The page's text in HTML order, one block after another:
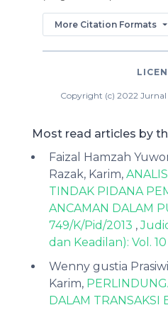
More Citation Formats
Copyright (c) 2022
Most read articles by
Faizal Hamzah
Razak, Karim,
TINDAK PIDANA
ANCAMAN DALAM
749/K/Pid/2013 ,
dan Keadilan): Vol. 10
Wenny gustia
Karim,
DALAM TRANSAKSI